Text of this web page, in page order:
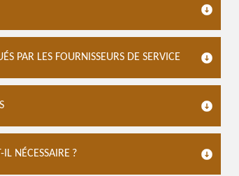
PAR LES FOURNISSEURS DE SERVICE
NÉCESSAIRE ?